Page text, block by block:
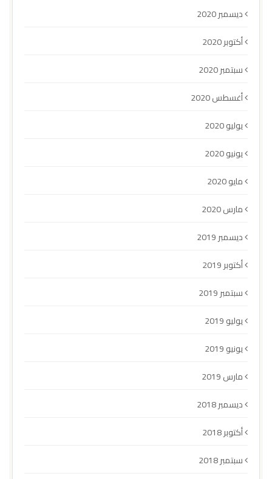
ديسمبر 2020
أكتوبر 2020
سبتمبر 2020
أغسطس 2020
يوليو 2020
يونيو 2020
مايو 2020
مارس 2020
ديسمبر 2019
أكتوبر 2019
سبتمبر 2019
يوليو 2019
يونيو 2019
مارس 2019
ديسمبر 2018
أكتوبر 2018
سبتمبر 2018